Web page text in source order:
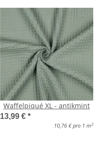
Waffelpiqué XL - antikmint
13,99 € *
10,76 € pro 1 m 2